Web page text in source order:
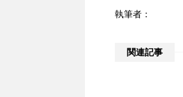
執筆者：
関連記事